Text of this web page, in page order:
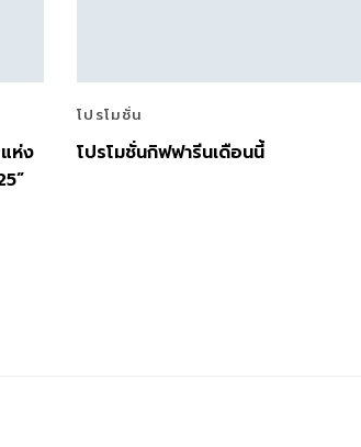
ห่ง
โปรโมชั่น
โปรโมชั่นกิฟฟารีนเดือนนี้